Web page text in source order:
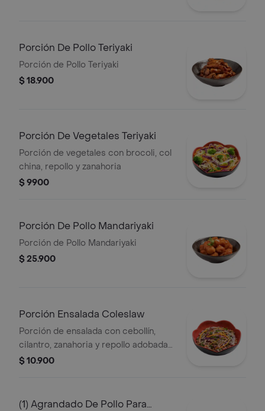
Porción De Pollo Teriyaki
Porción de Pollo Teriyaki
$ 18.900
Porción De Vegetales Teriyaki
Porción de vegetales con brocoli, col
china, repollo y zanahoria
$ 9900
Porción De Pollo Mandariyaki
Porción de Pollo Mandariyaki
$ 25.900
Porción Ensalada Coleslaw
Porción de ensalada con cebollín,
cilantro, zanahoria y repollo adobada
con salsa de la casa
$ 10.900
(1) Agrandado De Pollo Para